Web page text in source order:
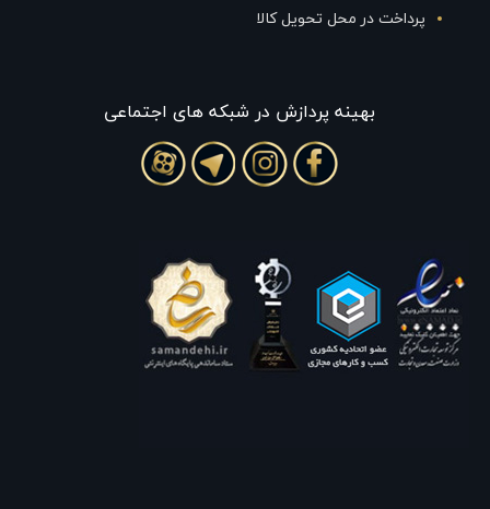
پرداخت در محل تحویل کالا
بهينه پردازش در شبکه های اجتماعی